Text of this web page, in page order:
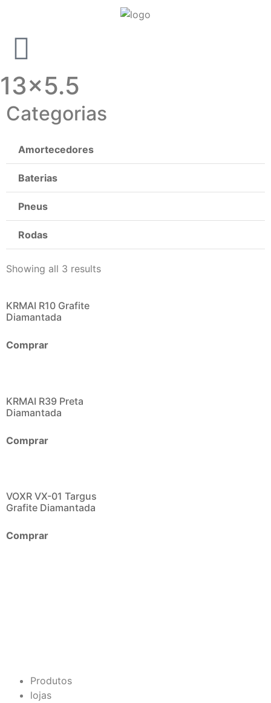
13x5.5
Categorias
Amortecedores
Baterias
Pneus
Rodas
Showing all 3 results
KRMAI R10 Grafite
Diamantada
Comprar
KRMAI R39 Preta
Diamantada
Comprar
VOXR VX-01 Targus
Grafite Diamantada
Comprar
Produtos
lojas